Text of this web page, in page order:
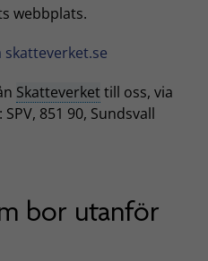
webbplats.
Skatteverkettill oss, via
851 90, Sundsvall
bor utanför